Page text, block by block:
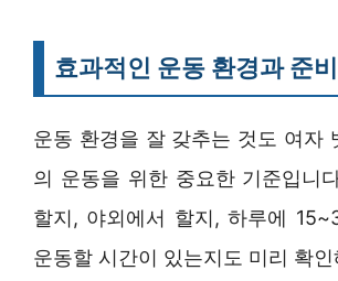
효과적인 운동 환경과 준
운동 환경을 잘 갖추는 것도 여자
의 운동을 위한 중요한 기준입니
할지, 야외에서 할지, 하루에
운동할 시간이 있는지도 미리 확